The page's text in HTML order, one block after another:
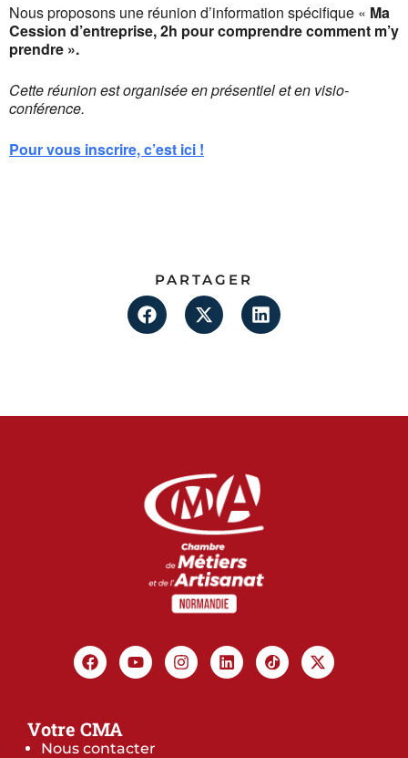
Nous proposons une réunion d’information spécifique « Ma
Cession d’entreprise, 2h pour comprendre comment m’y
prendre ».
Cette réunion est organisée en présentiel et en visio-
conférence.
Pour vous inscrire, c’est ici !
PARTAGER
Votre CMA
Nous contacter